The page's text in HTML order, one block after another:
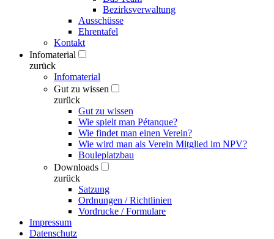
Bezirksverwaltung
Ausschüsse
Ehrentafel
Kontakt
Infomaterial
zurück
Infomaterial
Gut zu wissen
zurück
Gut zu wissen
Wie spielt man Pétanque?
Wie findet man einen Verein?
Wie wird man als Verein Mitglied im NPV?
Bouleplatzbau
Downloads
zurück
Satzung
Ordnungen / Richtlinien
Vordrucke / Formulare
Impressum
Datenschutz